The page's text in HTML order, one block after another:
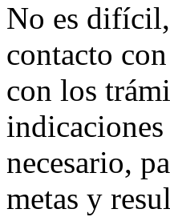
No es difícil,
contacto
con los
necesario,
metas y